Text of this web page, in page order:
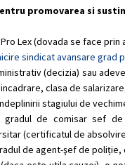
promovarea si
Lex (dovada se face
sindicat avansare grad
(decizia) sau
clasa de
stagiului de
de comisar sef de
(certificatul de
de agent-şef de